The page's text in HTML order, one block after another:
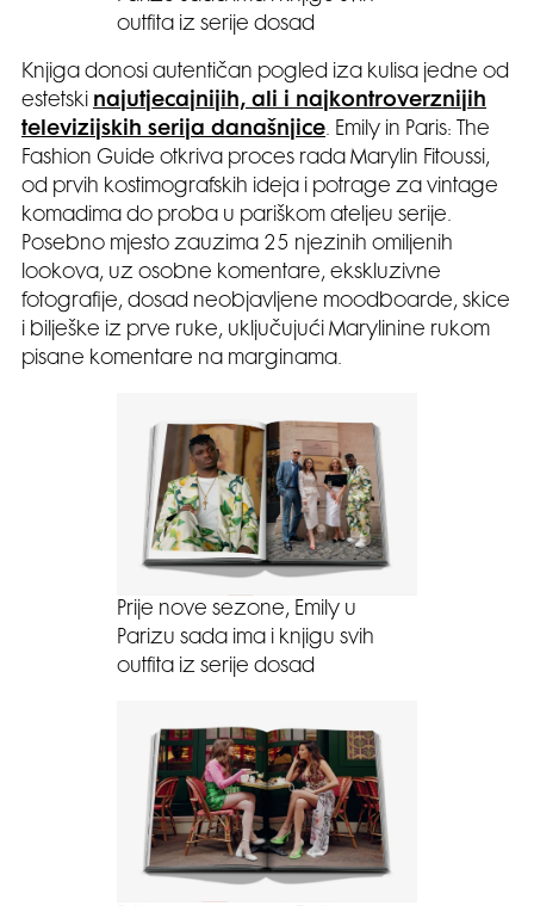
outfita iz serije dosad
Knjiga donosi autentičan pogled iza kulisa jedne od
estetski najutjecajnijih, ali i najkontroverznijih
televizijskih serija današnjice. Emily in Paris: The
Fashion Guide otkriva proces rada Marylin Fitoussi,
od prvih kostimografskih ideja i potrage za vintage
komadima do proba u pariškom ateljeu serije.
Posebno mjesto zauzima 25 njezinih omiljenih
lookova, uz osobne komentare, ekskluzivne
fotografije, dosad neobjavljene moodboarde, skice
i bilješke iz prve ruke, uključujući Marylinine rukom
pisane komentare na marginama.
Prije nove sezone, Emily u
Parizu sada ima i knjigu svih
outfita iz serije dosad